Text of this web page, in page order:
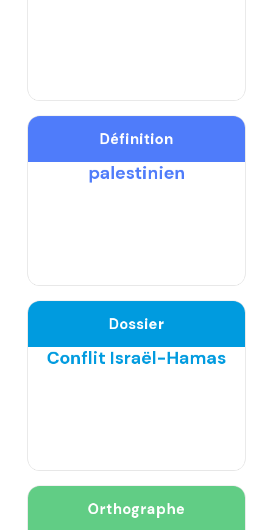
Définition
palestinien
Dossier
Conflit Israël-Hamas
Orthographe